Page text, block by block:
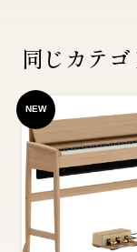
同じカテ
NEW